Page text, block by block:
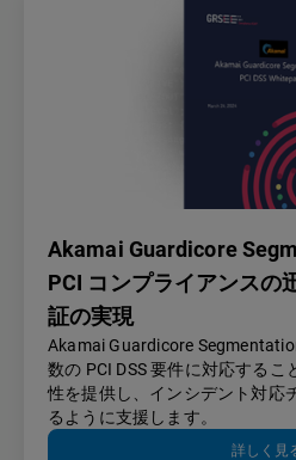
Akamai Guardicore
PCI コンプライアンスの
証の実現
Akamai Guardicore
数の PCI DSS 要件に対応する
性を提供し、インシデント対応
るように支援します。
詳しく見